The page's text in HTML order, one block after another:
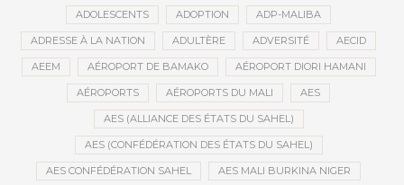
ADOLESCENTS ADOPTION ADP-MALIBA
ADRESSE À LA NATION ADULTÈRE ADVERSITÉ AECID
AEEM AÉROPORT DE BAMAKO AÉROPORT DIORI HAMANI
AÉROPORTS AÉROPORTS DU MALI AES
AES (ALLIANCE DES ÉTATS DU SAHEL)
AES (CONFÉDÉRATION DES ÉTATS DU SAHEL)
AES CONFÉDÉRATION SAHEL AES MALI BURKINA NIGER